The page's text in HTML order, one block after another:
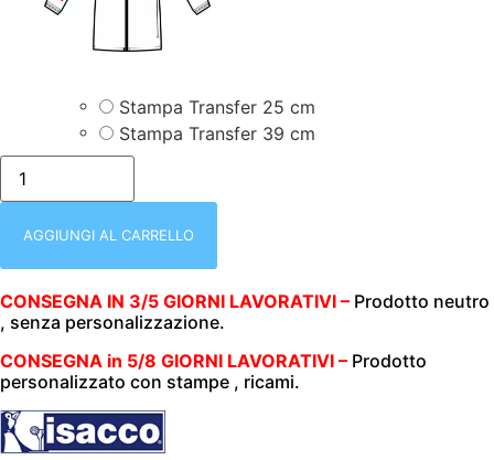
Stampa Transfer 25 cm
Stampa Transfer 39 cm
isacco-
007900m-
CAMICE
|
MANICA
|
|
BOTTONI
A
PRESSIONE
|100%
COTONE|190gr/m2|
AGGIUNGI AL CARRELLO
CONSEGNA IN 3/5 GIORNI LAVORATIVI – Prodotto neutro
, senza personalizzazione.
CONSEGNA in 5/8 GIORNI LAVORATIVI – Prodotto
personalizzato con stampe , ricami.